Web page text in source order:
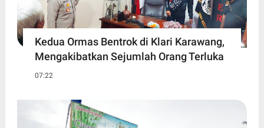
Kedua Ormas Bentrok di Klari Karawang,
Mengakibatkan Sejumlah Orang Terluka
07:22